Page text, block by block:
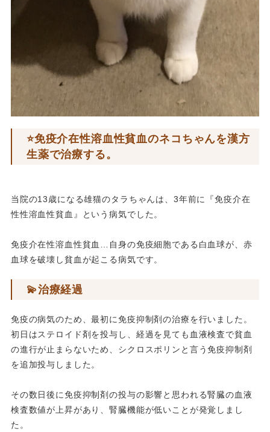
⭐️免疫介在性溶血性貧血のネコちゃんを漢方
生薬で治療する。
当院の13歳になる雄猫のタラちゃんは、3年前に『免疫介在
性性溶血性貧血』という病気でした。
免疫介在性溶血性貧血…自身の免疫細胞である白血球が、赤
血球を破壊し貧血が起こる病気です。
💫治療経過
免疫の病気のため、最初に免疫抑制剤の治療を行いました。
初日はステロイド剤を投与し、経過を見ても血液検査で貧血
の進行が止まらないため、シクロスポリンと言う免疫抑制剤
を追加投与しました。
その数日後に免疫抑制剤の投与の影響と思われる腎臓の血液
検査数値が上昇があり、腎臓機能が低いことが発覚しまし
た。